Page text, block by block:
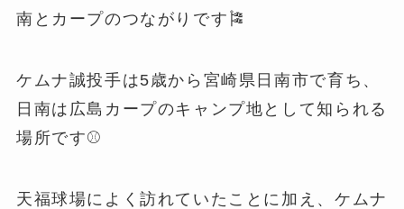
南とカープのつながりです🎏
ケムナ誠投手は5歳から宮崎県日南市で育ち、
日南は広島カープのキャンプ地として知られる
場所です⚾️
天福球場によく訪れていたことに加え、ケムナ